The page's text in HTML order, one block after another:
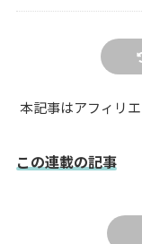
本記事はアフィリ
この連載の記事